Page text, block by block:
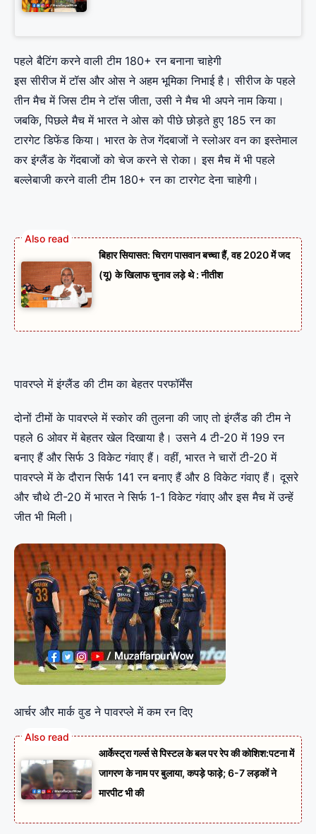
पहले बैटिंग करने वाली टीम 180+ रन बनाना चाहेगी
इस सीरीज में टॉस और ओस ने अहम भूमिका निभाई है। सीरीज के पहले
तीन मैच में जिस टीम ने टॉस जीता, उसी ने मैच भी अपने नाम किया।
जबकि, पिछले मैच में भारत ने ओस को पीछे छोड़ते हुए 185 रन का
टारगेट डिफेंड किया। भारत के तेज गेंदबाजों ने स्लोअर वन का इस्तेमाल
कर इंग्लैंड के गेंदबाजों को चेज करने से रोका। इस मैच में भी पहले
बल्लेबाजी करने वाली टीम 180+ रन का टारगेट देना चाहेगी।
बिहार सियासत: चिराग पासवान बच्चा हैं, वह 2020 में जद
(यू) के खिलाफ चुनाव लड़े थे : नीतीश
पावरप्ले में इंग्लैंड की टीम का बेहतर परफॉर्मेंस
दोनों टीमों के पावरप्ले में स्कोर की तुलना की जाए तो इंग्लैंड की टीम ने
पहले 6 ओवर में बेहतर खेल दिखाया है। उसने 4 टी-20 में 199 रन
बनाए हैं और सिर्फ 3 विकेट गंवाए हैं। वहीं, भारत ने चारों टी-20 में
पावरप्ले में के दौरान सिर्फ 141 रन बनाए हैं और 8 विकेट गंवाए हैं। दूसरे
और चौथे टी-20 में भारत ने सिर्फ 1-1 विकेट गंवाए और इस मैच में उन्हें
जीत भी मिली।
आर्चर और मार्क वुड ने पावरप्ले में कम रन दिए
आर्केस्ट्रा गर्ल्स से पिस्टल के बल पर रेप की कोशिश:पटना में
जागरण के नाम पर बुलाया, कपड़े फाड़े; 6-7 लड़कों ने
मारपीट भी की